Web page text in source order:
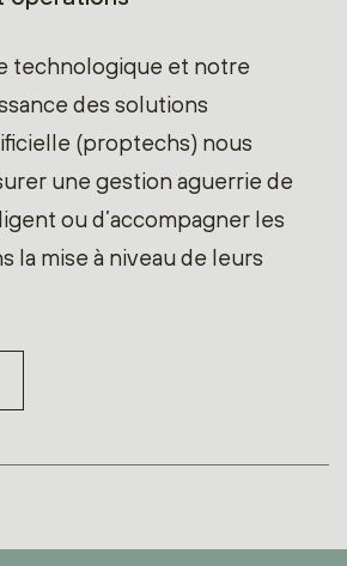
technologique et notre
des solutions
(proptechs) nous
une gestion aguerrie de
ou d’accompagner les
la mise à niveau de leurs